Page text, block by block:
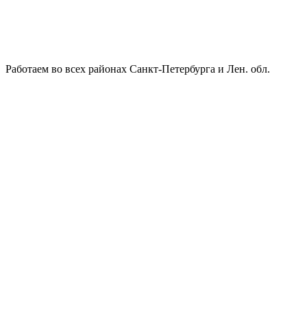
Работаем во всех районах Санкт-Петербурга и Лен. обл.